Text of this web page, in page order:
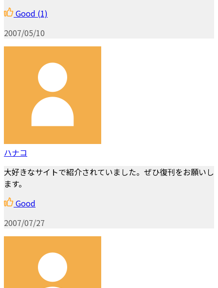
Good (1)
2007/05/10
ハナコ
大好きなサイトで紹介されていました。ぜひ復刊をお願いし
ます。
Good
2007/07/27